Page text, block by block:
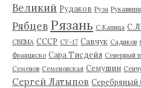
Великий Рудаков Руза
Рябцев Рязань С.Капица
СВЕМА СССР СУ-17 Савчук Садиков
Франциско Сара Тисдейл Северный
Семенов Семеновская Семушин
Сергей Латыпов Серебряный